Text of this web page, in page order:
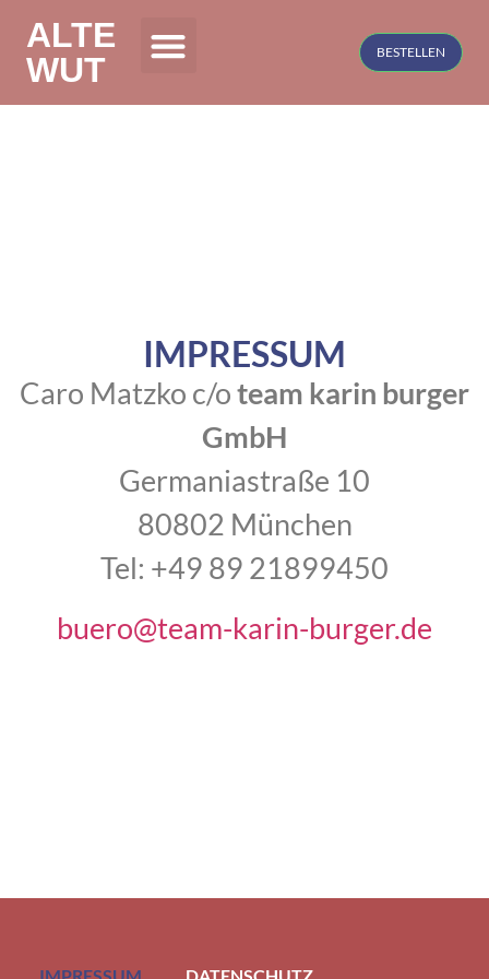
ALTE
WUT
BESTELLEN
IMPRESSUM
Caro Matzko c/oteam karin burger
GmbH
Germaniastraße 10
80802 München
Tel: +49 89 21899450
buero@team-karin-burger.de